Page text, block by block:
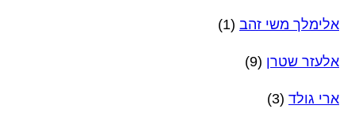
אלימלך משי זהב (1)
אלעזר שטרן (9)
ארי גולד (3)